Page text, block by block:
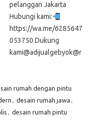
pelanggan Jakarta
Hubungi kami:
https://wa.me/6285647
053750 Dukung
kami@adijualgebyok@r
rumah dengan pintu
, desain rumah jawa ,
, desain rumah pintu